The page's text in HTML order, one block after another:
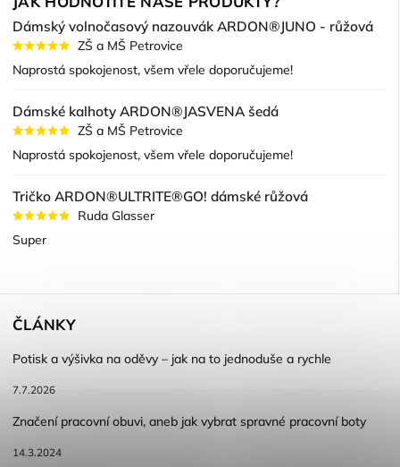
Dámský volnočasový nazouvák ARDON®JUNO - růžová
ZŠ a MŠ Petrovice
Naprostá spokojenost, všem vřele doporučujeme!
Dámské kalhoty ARDON®JASVENA šedá
ZŠ a MŠ Petrovice
Naprostá spokojenost, všem vřele doporučujeme!
Tričko ARDON®ULTRITE®GO! dámské růžová
Ruda Glasser
Super
ČLÁNKY
Potisk a výšivka na oděvy – jak na to jednoduše a rychle
7.7.2026
Značení pracovní obuvi, aneb jak vybrat spravné pracovní boty
14.3.2024